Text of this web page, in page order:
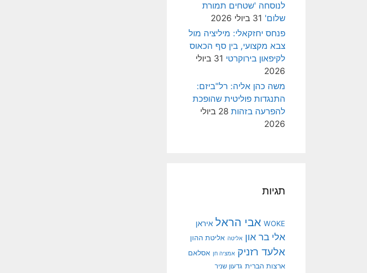
לנוסחה 'שטחים תמורת
שלום' 31 ביולי 2026
פנחס יחזקאלי: מיליציה מול
צבא מקצועי, בין סף הכאוס
לקיפאון בירוקרטי
31 ביולי
2026
משה כהן אליה: רל"ביזם:
התנגדות פוליטית שהופכת
להפרעה בזהות
28 ביולי
2026
תגיות
WOKE אבי הראל איראן
אלי בר און אליטה אליטת ההון
אלעד רזניק אמציה חן אסלאם
ארצות הברית גדעון שניר